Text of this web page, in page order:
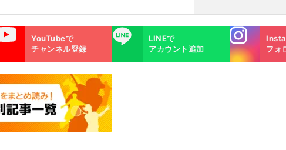
YouTubeで
チャンネル登録
LINE
LINEで
アカウント追加
Instagra
m
フォ